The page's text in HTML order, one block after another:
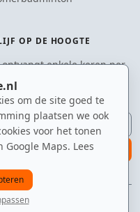
om de site goed te
plaatsen we ook
voor het tonen
Google Maps. Lees
OP DE HOOGTE
ontvangt enkele keren per
een e-mail met het
badmintonnieuws.
aanmelden
een passie voor de drop shot
zomer